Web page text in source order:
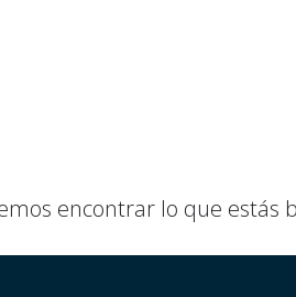
encontrar lo que